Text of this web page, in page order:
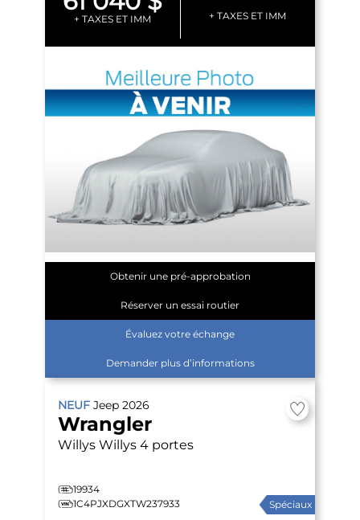
+ TAXES ET IMM + TAXES ET IMM
Obtenir une pré-approbation
Réserver un essai routier
Évaluez votre échange
Demander plus d’informations
NEUF Jeep 2026
Wrangler
Willys Willys 4 portes
19934
1C4PJXDGXTW237933
Spéciaux